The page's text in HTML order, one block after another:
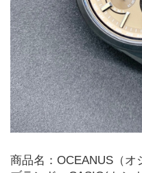
商品名：OCEANUS（オ